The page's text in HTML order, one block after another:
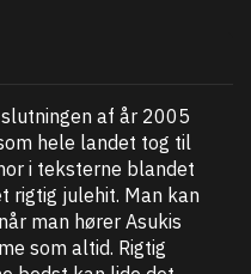
af år 2005
hele landet tog til
i teksterne blandet
rigtig julehit. Man kan
man hører Asukis
som altid. Rigtig